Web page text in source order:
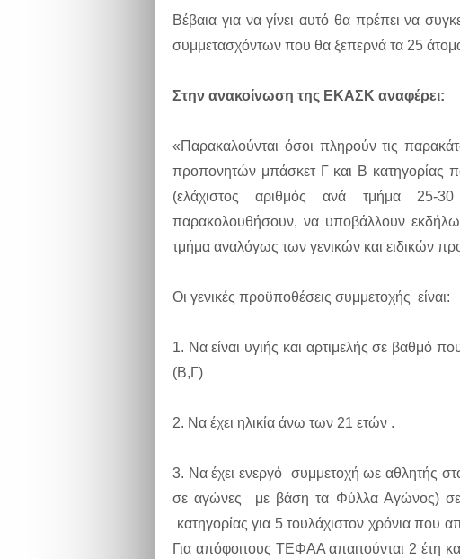
Βέβαια για να γίνει αυτό θα πρέπει να
συμμετασχόντων που θα ξεπερνά τα 25
Στην ανακοίνωση της ΕΚΑΣΚ αναφέρει:
«Παρακαλούνται όσοι πληρούν τις
προπονητών μπάσκετ Γ και Β κατηγορίας
(ελάχιστος αριθμός ανά τμήμα 25-
παρακολουθήσουν, να υποβάλλουν
τμήμα αναλόγως των γενικών και ειδικών
Οι γενικές προϋποθέσεις συμμετοχής είναι:
1. Να είναι υγιής και αρτιμελής σε βαθμό
(Β,Γ)
2. Να έχει ηλικία άνω των 21 ετών .
3. Να έχει ενεργό συμμετοχή ωε αθλητής
σε αγώνες με βάση τα Φύλλα Αγώνος) σε
κατηγορίας για 5 τουλάχιστον χρόνια που
Για απόφοιτους ΤΕΦΑΑ απαιτούνται 2 έτη